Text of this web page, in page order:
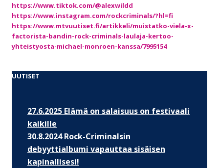
https://www.tiktok.com/@alexwildd
https://www.instagram.com/rockcriminals/?hl=fi
https://www.mtvuutiset.fi/artikkeli/muistatko-viela-x-
factorista-bandin-rock-criminals-laulaja-kertoo-
yhteistyosta-michael-monroen-kanssa/7995154
UUTISET
27.6.2025 Elämä on salaisuus on festivaali
kaikille
30.8.2024 Rock-Criminalsin
debyyttialbumi vapauttaa sisäisen
kapinallisesi!